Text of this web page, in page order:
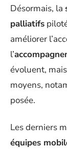
Désormais, la
palliatifs
améliorer
l’
évoluent,
moyens,
posée.
Les derniers
équipes